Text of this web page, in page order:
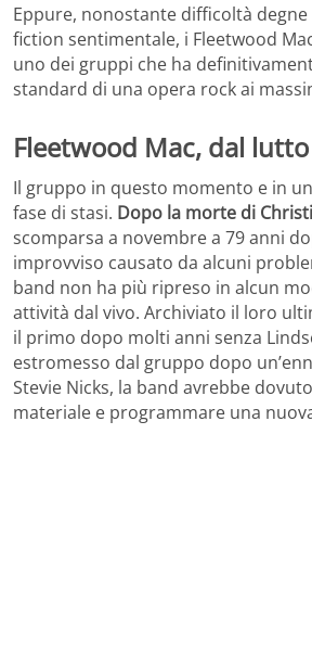
Eppure, nonostante difficoltà
fiction sentimentale, i Fleetwood
uno dei gruppi che ha
standard di una opera rock ai
Fleetwood Mac, dal
Il gruppo in questo momento e in
fase di stasi. Dopo la morte di
scomparsa a novembre a 79 anni
improvviso causato da alcuni
band non ha più ripreso in alcun
attività dal vivo. Archiviato il loro
il primo dopo molti anni senza
estromesso dal gruppo dopo
Stevie Nicks, la band avrebbe
materiale e programmare una